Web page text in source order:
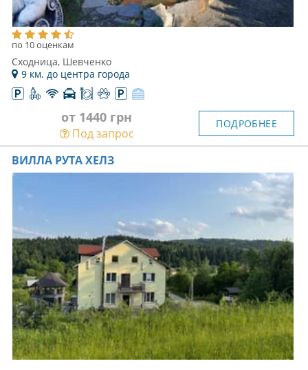
по 10 оценкам
Сходница, Шевченко
9 км. до центра города
от 1440 грн
Под запрос
ПОДРОБНЕЕ
ВИЛЛА РУТА ХЕЛЗ